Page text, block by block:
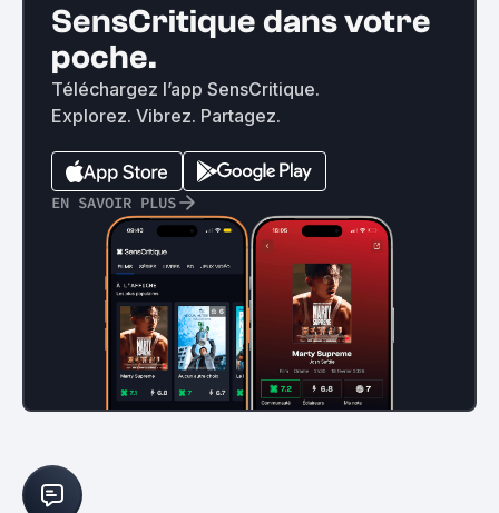
SensCritique dans votre
poche.
Téléchargez l’app SensCritique.
Explorez. Vibrez. Partagez.
EN SAVOIR PLUS